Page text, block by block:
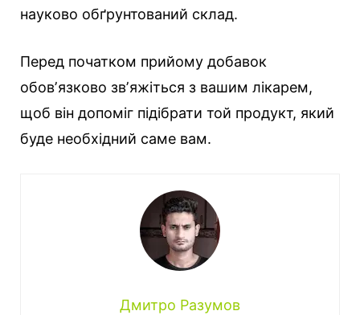
науково обґрунтований склад.
Перед початком прийому добавок
обовʼязково звʼяжіться з вашим лікарем,
щоб він допоміг підібрати той продукт, який
буде необхідний саме вам.
Дмитро Разумов